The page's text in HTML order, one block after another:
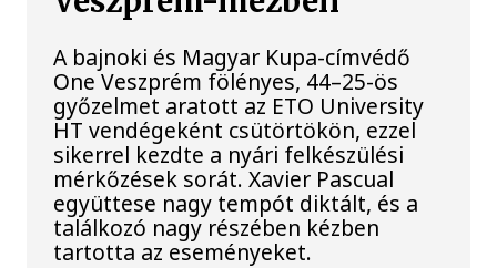
A bajnoki és Magyar Kupa-címvédő
One Veszprém fölényes, 44–25-ös
győzelmet aratott az ETO University
HT vendégeként csütörtökön, ezzel
sikerrel kezdte a nyári felkészülési
mérkőzések sorát. Xavier Pascual
együttese nagy tempót diktált, és a
találkozó nagy részében kézben
tartotta az eseményeket.